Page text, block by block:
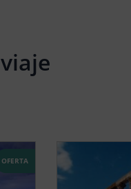
OFERTA